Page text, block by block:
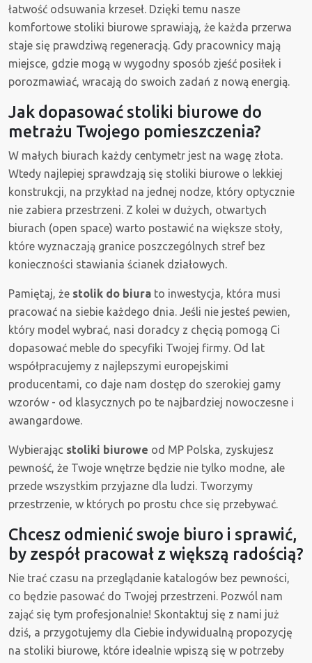
łatwość odsuwania krzeseł. Dzięki temu nasze
komfortowe stoliki biurowe sprawiają, że każda przerwa
staje się prawdziwą regeneracją. Gdy pracownicy mają
miejsce, gdzie mogą w wygodny sposób zjeść posiłek i
porozmawiać, wracają do swoich zadań z nową energią.
Jak dopasować stoliki biurowe do
metrażu Twojego pomieszczenia?
W małych biurach każdy centymetr jest na wagę złota.
Wtedy najlepiej sprawdzają się stoliki biurowe o lekkiej
konstrukcji, na przykład na jednej nodze, który optycznie
nie zabiera przestrzeni. Z kolei w dużych, otwartych
biurach (open space) warto postawić na większe stoły,
które wyznaczają granice poszczególnych stref bez
konieczności stawiania ścianek działowych.
Pamiętaj, że stolik do biura to inwestycja, która musi
pracować na siebie każdego dnia. Jeśli nie jesteś pewien,
który model wybrać, nasi doradcy z chęcią pomogą Ci
dopasować meble do specyfiki Twojej firmy. Od lat
współpracujemy z najlepszymi europejskimi
producentami, co daje nam dostęp do szerokiej gamy
wzorów - od klasycznych po te najbardziej nowoczesne i
awangardowe.
Wybierając stoliki biurowe od MP Polska, zyskujesz
pewność, że Twoje wnętrze będzie nie tylko modne, ale
przede wszystkim przyjazne dla ludzi. Tworzymy
przestrzenie, w których po prostu chce się przebywać.
Chcesz odmienić swoje biuro i sprawić,
by zespół pracował z większą radością?
Nie trać czasu na przeglądanie katalogów bez pewności,
co będzie pasować do Twojej przestrzeni. Pozwól nam
zająć się tym profesjonalnie! Skontaktuj się z nami już
dziś, a przygotujemy dla Ciebie indywidualną propozycję
na stoliki biurowe, które idealnie wpiszą się w potrzeby